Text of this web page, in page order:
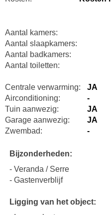
Aantal kamers:
Aantal slaapkamers:
Aantal badkamers:
Aantal toiletten:
Centrale verwarming:
JA
Airconditioning:
-
Tuin aanwezig:
JA
Garage aanwezig:
JA
Zwembad:
-
Bijzonderheden:
- Veranda / Serre
- Gastenverblijf
Ligging van het object: